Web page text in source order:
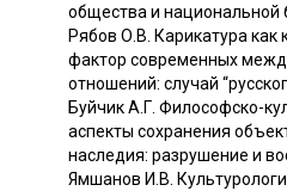
общества и национальной
Рябов О.В. Карикатура как
фактор современных
отношений: случай
Буйчик А.Г. Философско-
аспекты сохранения
наследия: разрушение и
Ямшанов И.В.